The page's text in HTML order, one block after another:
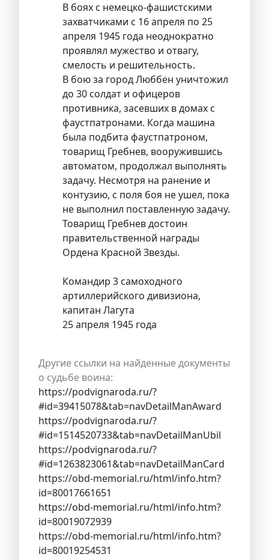
В боях с немецко-фашистскими
захватчиками с 16 апреля по 25
апреля 1945 года неоднократно
проявлял мужество и отвагу,
смелость и решительность.
В бою за город Люббен уничтожил
до 30 солдат и офицеров
противника, засевших в домах с
фаустпатронами. Когда машина
была подбита фаустпатроном,
товарищ Гребнев, вооружившись
автоматом, продолжал выполнять
задачу. Несмотря на ранение и
контузию, с поля боя не ушел, пока
не выполнил поставленную задачу.
Товарищ Гребнев достоин
правительственной награды
Ордена Красной Звезды.
Командир 3 самоходного
артиллерийского дивизиона,
капитан Лагута
25 апреля 1945 года
Другие ссылки на найденные документы
о судьбе воина:
https://podvignaroda.ru/?
#id=39415078&tab=navDetailManAward
https://podvignaroda.ru/?
#id=1514520733&tab=navDetailManUbil
https://podvignaroda.ru/?
#id=1263823061&tab=navDetailManCard
https://obd-memorial.ru/html/info.htm?
id=80017661651
https://obd-memorial.ru/html/info.htm?
id=80019072939
https://obd-memorial.ru/html/info.htm?
id=80019254531